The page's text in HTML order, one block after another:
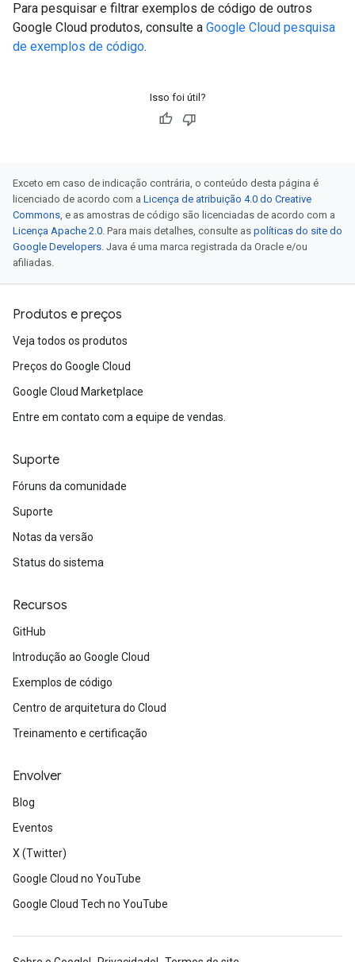
Para pesquisar e filtrar exemplos de código de outros
Google Cloud produtos, consulte a Google Cloud pesquisa
de exemplos de código.
Isso foi útil?
Exceto em caso de indicação contrária, o conteúdo desta página é
licenciado de acordo com a Licença de atribuição 4.0 do Creative
Commons, e as amostras de código são licenciadas de acordo com a
Licença Apache 2.0. Para mais detalhes, consulte as políticas do site do
Google Developers. Java é uma marca registrada da Oracle e/ou
afiliadas.
Produtos e preços
Veja todos os produtos
Preços do Google Cloud
Google Cloud Marketplace
Entre em contato com a equipe de vendas.
Suporte
Fóruns da comunidade
Suporte
Notas da versão
Status do sistema
Recursos
GitHub
Introdução ao Google Cloud
Exemplos de código
Centro de arquitetura do Cloud
Treinamento e certificação
Envolver
Blog
Eventos
X (Twitter)
Google Cloud no YouTube
Google Cloud Tech no YouTube